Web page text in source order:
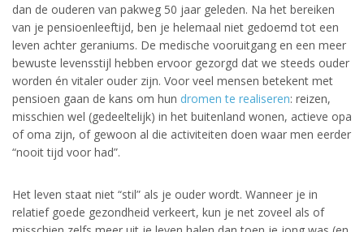
dan de ouderen van pakweg 50 jaar geleden. Na het bereiken
van je pensioenleeftijd, ben je helemaal niet gedoemd tot een
leven achter geraniums. De medische vooruitgang en een meer
bewuste levensstijl hebben ervoor gezorgd dat we steeds ouder
worden én vitaler ouder zijn. Voor veel mensen betekent met
pensioen gaan de kans om hun dromen te realiseren: reizen,
misschien wel (gedeeltelijk) in het buitenland wonen, actieve opa
of oma zijn, of gewoon al die activiteiten doen waar men eerder
“nooit tijd voor had”.
Het leven staat niet “stil” als je ouder wordt. Wanneer je in
relatief goede gezondheid verkeert, kun je net zoveel als of